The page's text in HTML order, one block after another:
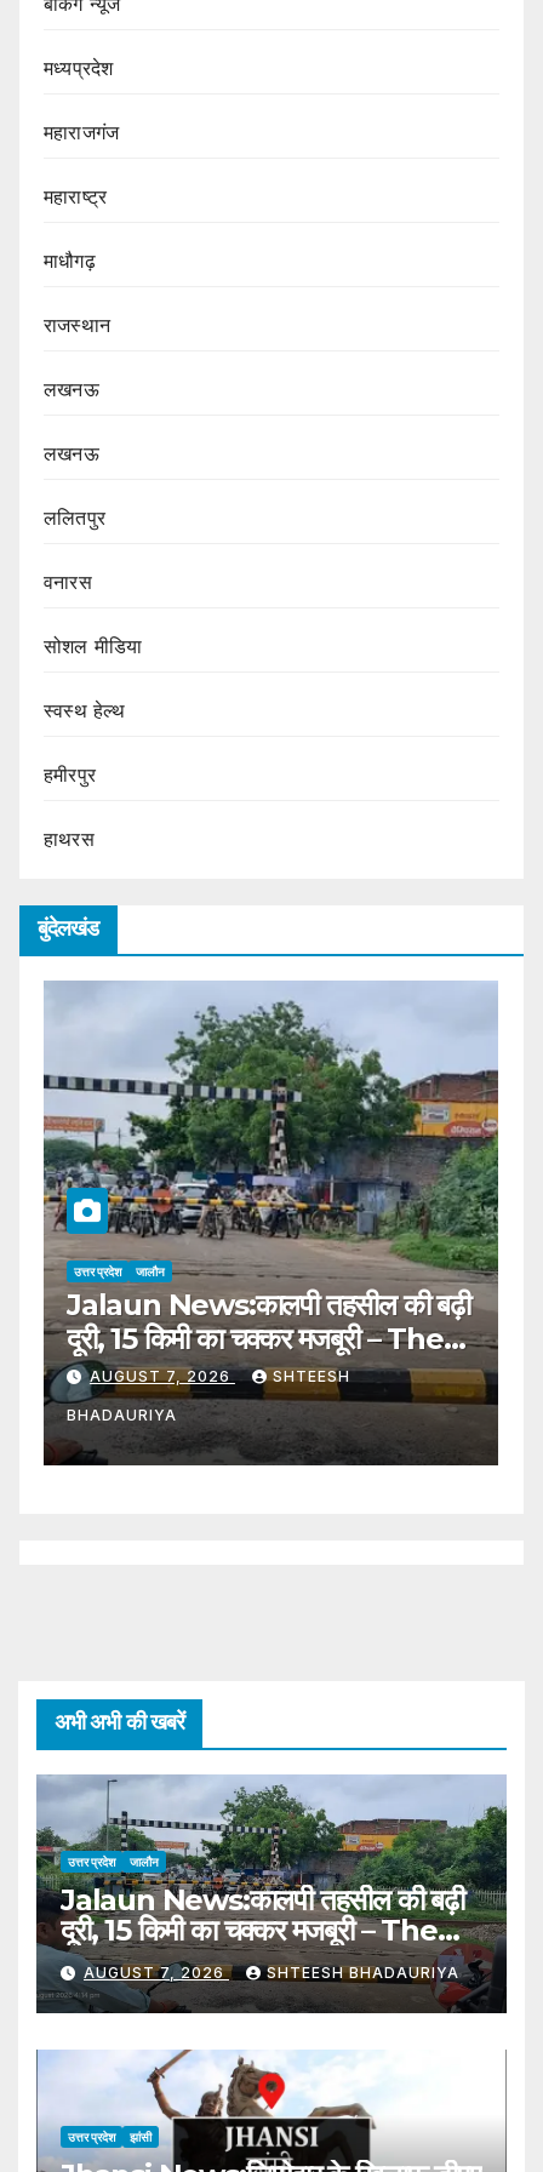
मध्यप्रदेश
महाराजगंज
महाराष्ट्र
माधौगढ़
राजस्थान
लखनऊ
लखनऊ
ललितपुर
वनारस
सोशल मीडिया
स्वस्थ हेल्थ
हमीरपुर
हाथरस
बुंदेलखंड
उत्तर प्रदेश जालौन
Jalaun News:कालपी तहसील की बढ़ी
दूरी, 15 किमी का चक्कर मजबूरी – The
Distance To Kalpi Tehsil Has
Increased, Forcing A 15 Km
Detour
AUGUST 7, 2026 SHTEESH
BHADAURIYA
अभी अभी की खबरें
उत्तर प्रदेश जालौन
Jalaun News:कालपी तहसील की बढ़ी
दूरी, 15 किमी का चक्कर मजबूरी – The
Distance To Kalpi Tehsil Has
Increased, Forcing A 15 Km
Detour
AUGUST 7, 2026 SHTEESH BHADAURIYA
उत्तर प्रदेश झांसी